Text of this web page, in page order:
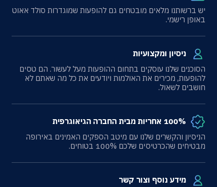
יש ברשותנו מלאים מובטחים גם להופעות שמוגדרות סולד אאוט
באופן רישמי.
ניסיון ומקצועיות
הסוכנים שלנו עוסקים בתחום ההופעות מעל לעשור. הם טסים
להופעות, מכירים את האולמות ויודעים את כל מה שאתם לא
חושבים לשאול.
100% אחריות מבית החברה הגיאוגרפית
הניסיון והקשרים שלנו עם מיטב הספקים האמינים באירופה
מבטיחים שהכרטיסים שלכם 100% בטוחים.
מידע נוסף וצור קשר